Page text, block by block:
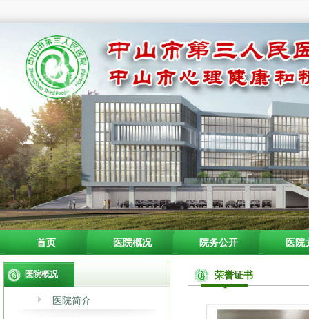
首页 医院概况 院务公开 医院
医院概况
医院简介
荣誉证书